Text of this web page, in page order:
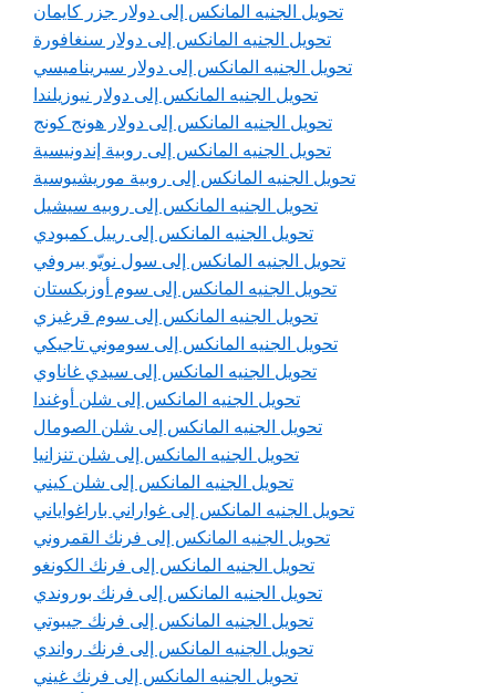
تحويل الجنيه المانكس إلى دولار جزر كايمان
تحويل الجنيه المانكس إلى دولار سنغافورة
تحويل الجنيه المانكس إلى دولار سيريناميسي
تحويل الجنيه المانكس إلى دولار نيوزيلندا
تحويل الجنيه المانكس إلى دولار هونج كونج
تحويل الجنيه المانكس إلى روبية إندونيسية
تحويل الجنيه المانكس إلى روبية موريشيوسية
تحويل الجنيه المانكس إلى روبيه سيشيل
تحويل الجنيه المانكس إلى رييل كمبودي
تحويل الجنيه المانكس إلى سول نويّو بيروفي
تحويل الجنيه المانكس إلى سوم أوزبكستان
تحويل الجنيه المانكس إلى سوم قرغيزي
تحويل الجنيه المانكس إلى سوموني تاجيكي
تحويل الجنيه المانكس إلى سيدي غاناوي
تحويل الجنيه المانكس إلى شلن أوغندا
تحويل الجنيه المانكس إلى شلن الصومال
تحويل الجنيه المانكس إلى شلن تنزانيا
تحويل الجنيه المانكس إلى شلن كيني
تحويل الجنيه المانكس إلى غواراني باراغواياني
تحويل الجنيه المانكس إلى فرنك القمروني
تحويل الجنيه المانكس إلى فرنك الكونغو
تحويل الجنيه المانكس إلى فرنك بوروندي
تحويل الجنيه المانكس إلى فرنك جيبوتي
تحويل الجنيه المانكس إلى فرنك رواندي
تحويل الجنيه المانكس إلى فرنك غيني